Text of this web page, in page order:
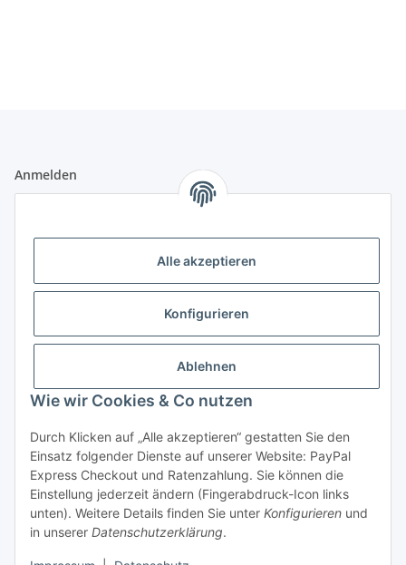
Alle akzeptieren
Konfigurieren
Ablehnen
Wie wir Cookies & Co nutzen
Durch Klicken auf „Alle akzeptieren“ gestatten Sie den
Einsatz folgender Dienste auf unserer Website: PayPal
Express Checkout und Ratenzahlung. Sie können die
Einstellung jederzeit ändern (Fingerabdruck-Icon links
unten). Weitere Details finden Sie unter Konfigurieren und
in unserer Datenschutzerklärung.
Anmelden
markierten Felder sind Pflichtfelder.
Passwort
Anmelden
Neu hier?Jetzt registrieren!
Informationen
Rechtliche Informationen